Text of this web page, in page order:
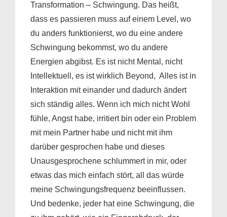
Transformation – Schwingung. Das heißt,
dass es passieren muss auf einem Level, wo
du anders funktionierst, wo du eine andere
Schwingung bekommst, wo du andere
Energien abgibst. Es ist nicht Mental, nicht
Intellektuell, es ist wirklich Beyond, Alles ist in
Interaktion mit einander und dadurch ändert
sich ständig alles. Wenn ich mich nicht Wohl
fühle, Angst habe, irritiert bin oder ein Problem
mit mein Partner habe und nicht mit ihm
darüber gesprochen habe und dieses
Unausgesprochene schlummert in mir, oder
etwas das mich einfach stört, all das würde
meine Schwingungsfrequenz beeinflussen.
Und bedenke, jeder hat eine Schwingung, die